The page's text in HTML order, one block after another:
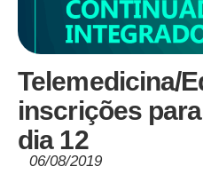
Telemedicina/
inscrições
dia 12
06/08/2019